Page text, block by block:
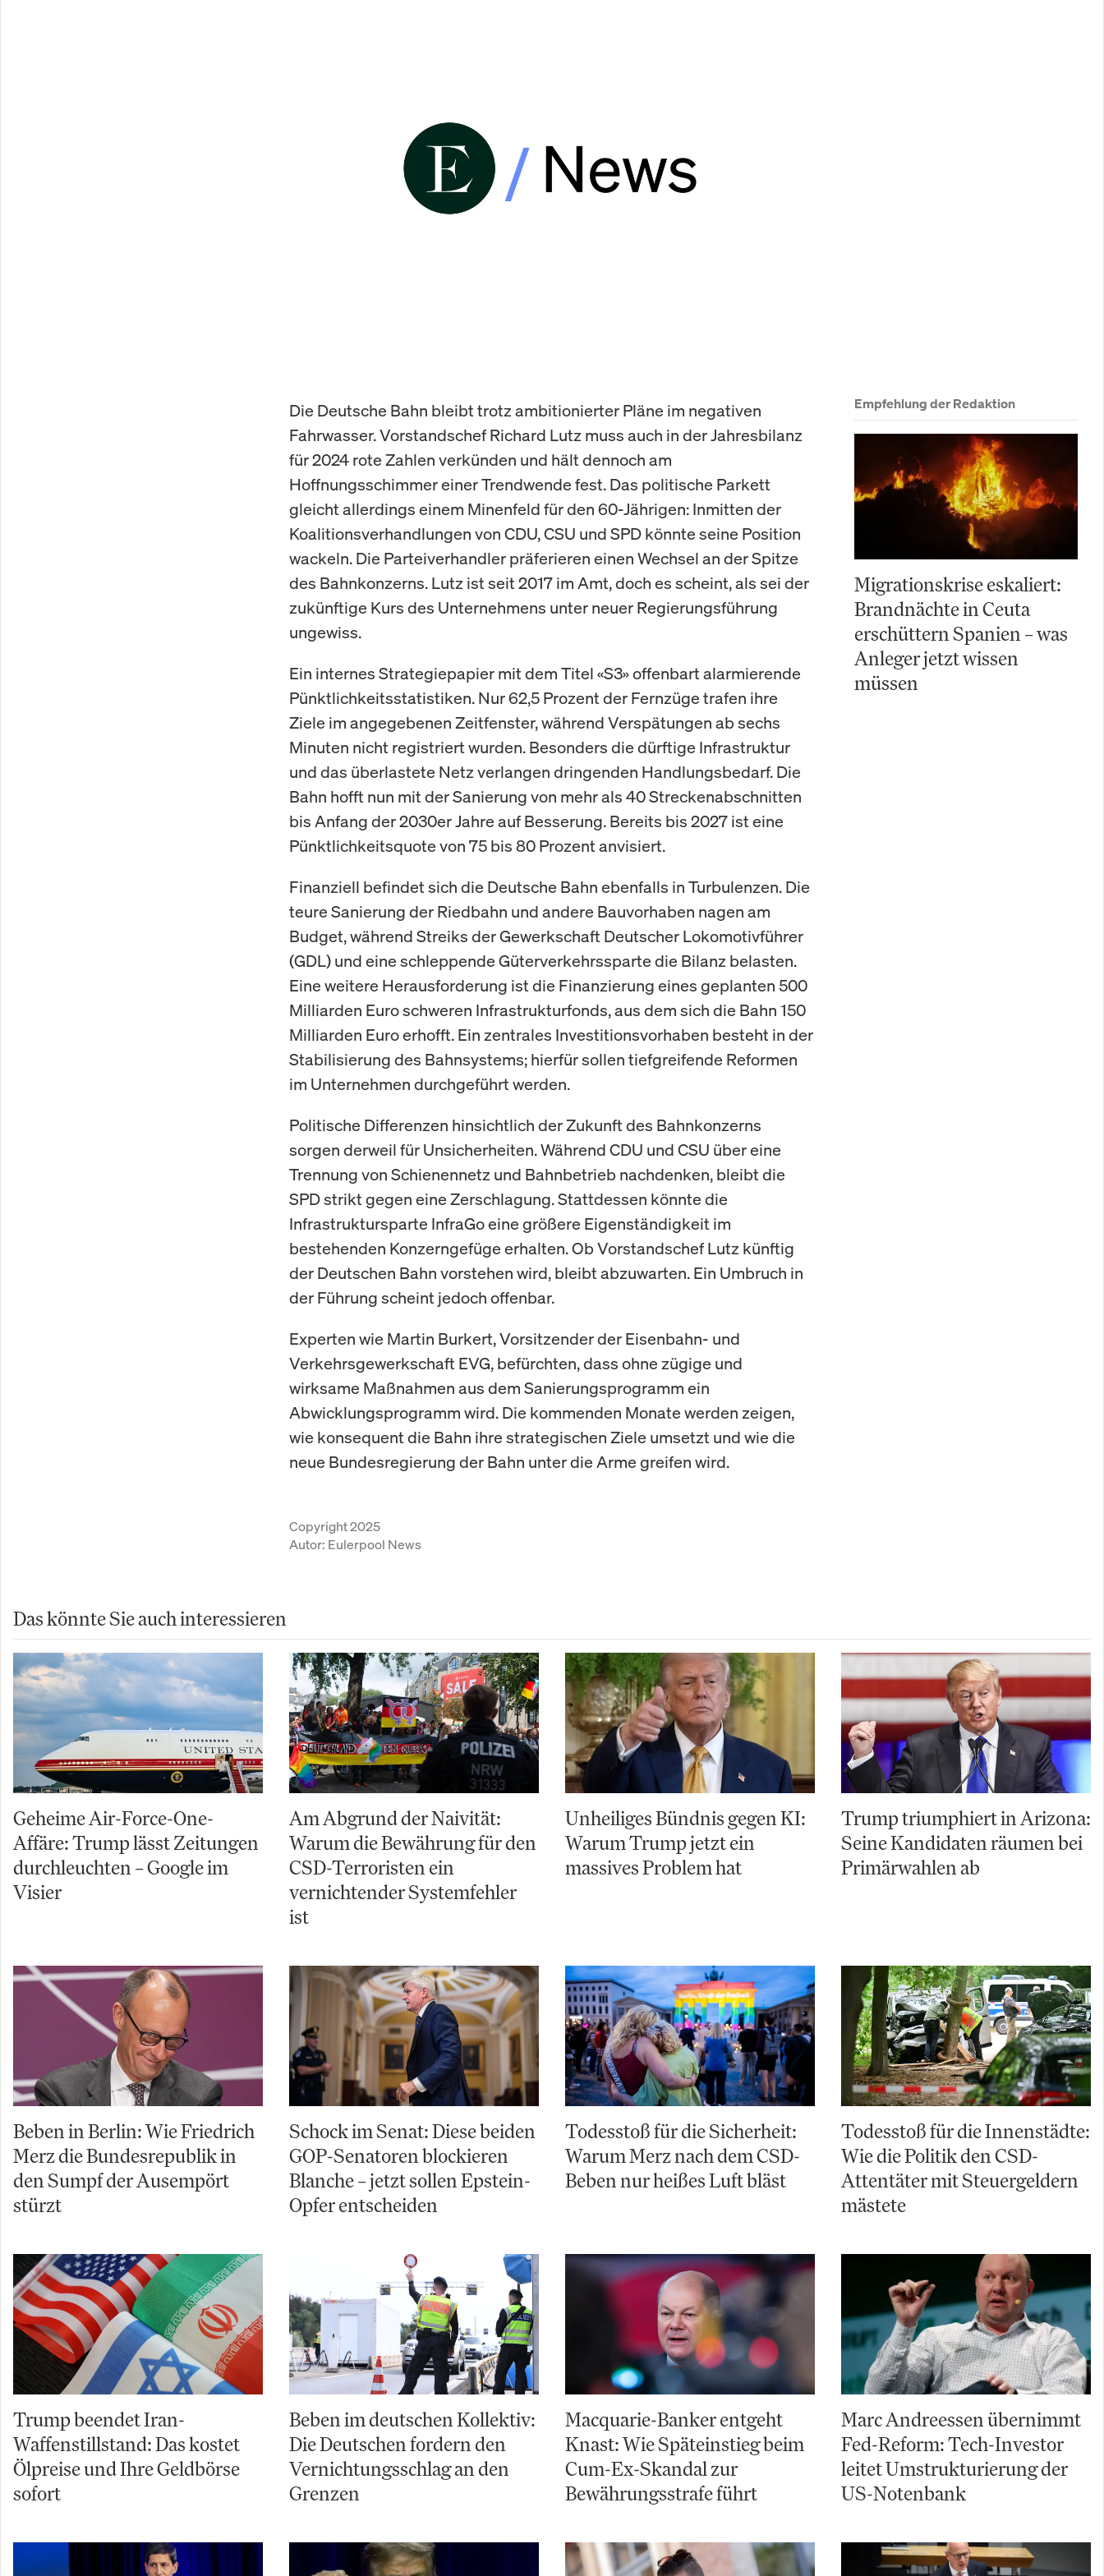
Die Deutsche Bahn bleibt trotz ambitionierter Pläne im negativen
Fahrwasser. Vorstandschef Richard Lutz muss auch in der Jahresbilanz
für 2024 rote Zahlen verkünden und hält dennoch am
Hoffnungsschimmer einer Trendwende fest. Das politische Parkett
gleicht allerdings einem Minenfeld für den 60-Jährigen: Inmitten der
Koalitionsverhandlungen von CDU, CSU und SPD könnte seine Position
wackeln. Die Parteiverhandler präferieren einen Wechsel an der Spitze
des Bahnkonzerns. Lutz ist seit 2017 im Amt, doch es scheint, als sei der
zukünftige Kurs des Unternehmens unter neuer Regierungsführung
ungewiss.
Ein internes Strategiepapier mit dem Titel «S3» offenbart alarmierende
Pünktlichkeitsstatistiken. Nur 62,5 Prozent der Fernzüge trafen ihre
Ziele im angegebenen Zeitfenster, während Verspätungen ab sechs
Minuten nicht registriert wurden. Besonders die dürftige Infrastruktur
und das überlastete Netz verlangen dringenden Handlungsbedarf. Die
Bahn hofft nun mit der Sanierung von mehr als 40 Streckenabschnitten
bis Anfang der 2030er Jahre auf Besserung. Bereits bis 2027 ist eine
Pünktlichkeitsquote von 75 bis 80 Prozent anvisiert.
Finanziell befindet sich die Deutsche Bahn ebenfalls in Turbulenzen. Die
teure Sanierung der Riedbahn und andere Bauvorhaben nagen am
Budget, während Streiks der Gewerkschaft Deutscher Lokomotivführer
(GDL) und eine schleppende Güterverkehrssparte die Bilanz belasten.
Eine weitere Herausforderung ist die Finanzierung eines geplanten 500
Milliarden Euro schweren Infrastrukturfonds, aus dem sich die Bahn 150
Milliarden Euro erhofft. Ein zentrales Investitionsvorhaben besteht in der
Stabilisierung des Bahnsystems; hierfür sollen tiefgreifende Reformen
im Unternehmen durchgeführt werden.
Politische Differenzen hinsichtlich der Zukunft des Bahnkonzerns
sorgen derweil für Unsicherheiten. Während CDU und CSU über eine
Trennung von Schienennetz und Bahnbetrieb nachdenken, bleibt die
SPD strikt gegen eine Zerschlagung. Stattdessen könnte die
Infrastruktursparte InfraGo eine größere Eigenständigkeit im
bestehenden Konzerngefüge erhalten. Ob Vorstandschef Lutz künftig
der Deutschen Bahn vorstehen wird, bleibt abzuwarten. Ein Umbruch in
der Führung scheint jedoch offenbar.
Experten wie Martin Burkert, Vorsitzender der Eisenbahn- und
Verkehrsgewerkschaft EVG, befürchten, dass ohne zügige und
wirksame Maßnahmen aus dem Sanierungsprogramm ein
Abwicklungsprogramm wird. Die kommenden Monate werden zeigen,
wie konsequent die Bahn ihre strategischen Ziele umsetzt und wie die
neue Bundesregierung der Bahn unter die Arme greifen wird.
Copyright 2025
Autor: Eulerpool News
Empfehlung der Redaktion
Migrationskrise eskaliert:
Brandnächte in Ceuta
erschüttern Spanien – was
Anleger jetzt wissen
müssen
Das könnte Sie auch interessieren
Geheime Air-Force-One-
Affäre: Trump lässt Zeitungen
durchleuchten – Google im
Visier
Am Abgrund der Naivität:
Warum die Bewährung für den
CSD-Terroristen ein
vernichtender Systemfehler
ist
Unheiliges Bündnis gegen KI:
Warum Trump jetzt ein
massives Problem hat
Trump triumphiert in Arizona:
Seine Kandidaten räumen bei
Primärwahlen ab
Beben in Berlin: Wie Friedrich
Merz die Bundesrepublik in
den Sumpf der Ausempört
stürzt
Schock im Senat: Diese beiden
GOP-Senatoren blockieren
Blanche – jetzt sollen Epstein-
Opfer entscheiden
Todesstoß für die Sicherheit:
Warum Merz nach dem CSD-
Beben nur heißes Luft bläst
Todesstoß für die Innenstädte:
Wie die Politik den CSD-
Attentäter mit Steuergeldern
mästete
Trump beendet Iran-
Waffenstillstand: Das kostet
Ölpreise und Ihre Geldbörse
sofort
Beben im deutschen Kollektiv:
Die Deutschen fordern den
Vernichtungsschlag an den
Grenzen
Macquarie-Banker entgeht
Knast: Wie Späteinstieg beim
Cum-Ex-Skandal zur
Bewährungsstrafe führt
Marc Andreessen übernimmt
Fed-Reform: Tech-Investor
leitet Umstrukturierung der
US-Notenbank